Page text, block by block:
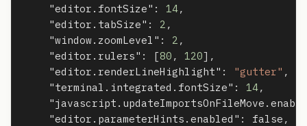
"editor.fontSize" : 14,
"editor.tabSize" : 2 ,
"window.zoomLevel" : 2 ,
"editor.rulers" : [80 , 120],
"editor.renderLineHighlight" : "gutter" ,
"terminal.integrated.fontSize" : 14,
"editor.parameterHints.enabled" : false ,